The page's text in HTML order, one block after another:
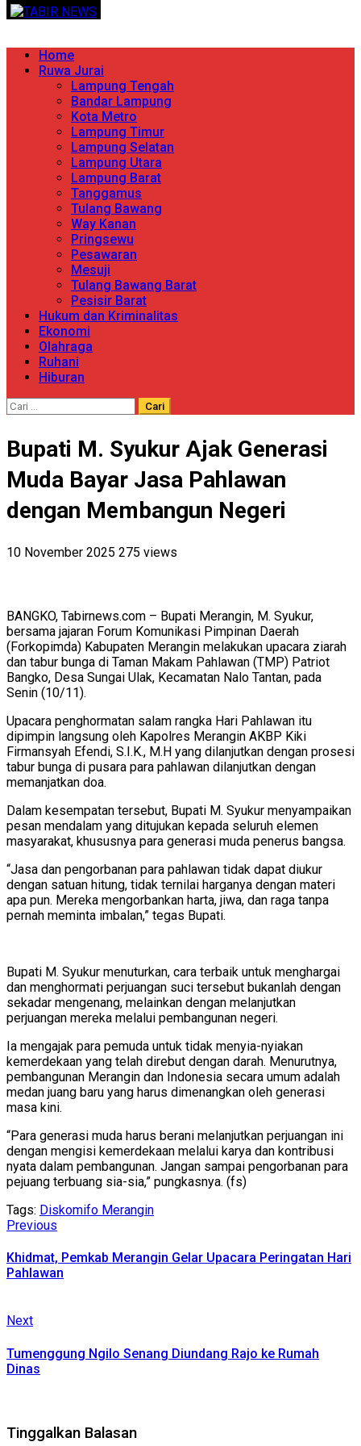
Skip
content
TERPERCAYA MENYINGKAP BERITA
Primary
Menu
Home
Ruwa Jurai
Lampung Tengah
Bandar Lampung
Kota Metro
Lampung Timur
Lampung Selatan
Lampung Utara
Lampung Barat
Tanggamus
Tulang Bawang
Way Kanan
Pringsewu
Pesawaran
Mesuji
Tulang Bawang Barat
Pesisir Barat
Hukum dan Kriminalitas
Ekonomi
Olahraga
Ruhani
Hiburan
Cari
Bupati M. Syukur Ajak Generasi
Muda Bayar Jasa Pahlawan
dengan Membangun Negeri
10 November 2025 275 views
BANGKO, Tabirnews.com – Bupati Merangin, M. Syukur,
bersama jajaran Forum Komunikasi Pimpinan Daerah
(Forkopimda) Kabupaten Merangin melakukan upacara ziarah
dan tabur bunga di Taman Makam Pahlawan (TMP) Patriot
Bangko, Desa Sungai Ulak, Kecamatan Nalo Tantan, pada
Senin (10/11).
Upacara penghormatan salam rangka Hari Pahlawan itu
dipimpin langsung oleh Kapolres Merangin AKBP Kiki
Firmansyah Efendi, S.I.K., M.H yang dilanjutkan dengan prosesi
tabur bunga di pusara para pahlawan dilanjutkan dengan
memanjatkan doa.
Dalam kesempatan tersebut, Bupati M. Syukur menyampaikan
pesan mendalam yang ditujukan kepada seluruh elemen
masyarakat, khususnya para generasi muda penerus bangsa.
“Jasa dan pengorbanan para pahlawan tidak dapat diukur
dengan satuan hitung, tidak ternilai harganya dengan materi
apa pun. Mereka mengorbankan harta, jiwa, dan raga tanpa
pernah meminta imbalan,” tegas Bupati.
Bupati M. Syukur menuturkan, cara terbaik untuk menghargai
dan menghormati perjuangan suci tersebut bukanlah dengan
sekadar mengenang, melainkan dengan melanjutkan
perjuangan mereka melalui pembangunan negeri.
Ia mengajak para pemuda untuk tidak menyia-nyiakan
kemerdekaan yang telah direbut dengan darah. Menurutnya,
pembangunan Merangin dan Indonesia secara umum adalah
medan juang baru yang harus dimenangkan oleh generasi
masa kini.
“Para generasi muda harus berani melanjutkan perjuangan ini
dengan mengisi kemerdekaan melalui karya dan kontribusi
nyata dalam pembangunan. Jangan sampai pengorbanan para
pejuang terbuang sia-sia,” pungkasnya. (fs)
Tags: Diskomifo Merangin
Continue
Reading
Previous
Khidmat, Pemkab Merangin Gelar Upacara Peringatan Hari
Pahlawan
NextNext
Tumenggung Ngilo Senang Diundang Rajo ke Rumah
Dinas
Tinggalkan Balasan